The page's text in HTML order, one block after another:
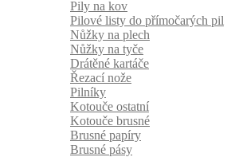
Pily na kov
Pilové listy do přímočarých pil
Nůžky na plech
Nůžky na tyče
Drátěné kartáče
Řezací nože
Pilníky
Kotouče ostatní
Kotouče brusné
Brusné papíry
Brusné pásy